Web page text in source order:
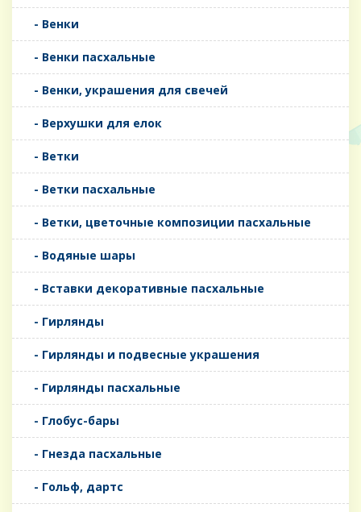
- Венки
- Венки пасхальные
- Венки, украшения для свечей
- Верхушки для елок
- Ветки
- Ветки пасхальные
- Ветки, цветочные композиции пасхальные
- Водяные шары
- Вставки декоративные пасхальные
- Гирлянды
- Гирлянды и подвесные украшения
- Гирлянды пасхальные
- Глобус-бары
- Гнезда пасхальные
- Гольф, дартс